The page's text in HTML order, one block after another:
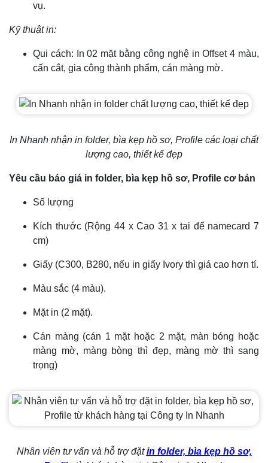
vụ.
Kỹ thuật in:
Qui cách: In 02 mặt bằng công nghệ in Offset 4 màu,
cấn cắt, gia công thành phẩm, cán màng mờ.
In Nhanh nhận in folder, bìa kẹp hồ sơ, Profile các loại chất
lượng cao, thiết kế đẹp
Yêu cầu báo giá in folder, bìa kẹp hồ sơ, Profile cơ bản
Số lượng
Kích thước (Rộng 44 x Cao 31 x tai để namecard 7
cm)
Giấy (C300, B280, nếu in giấy Ivory thì giá cao hơn tí.
Màu sắc (4 màu).
Mặt in (2 mặt).
Cán màng (cán 1 mặt hoặc 2 mặt, màn bóng hoặc
màng mờ, màng bòng thì đẹp, màng mờ thì sang
trọng)
Nhân viên tư vấn và hỗ trợ đặtin folder, bìa kẹp hồ sơ,